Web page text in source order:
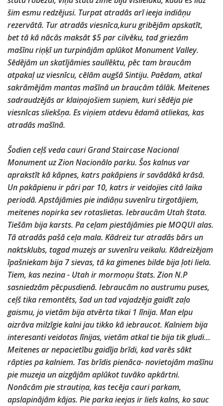
šim esmu redzējusi. Turpat atradās arī ieeja indiāņu
rezervātā. Tur atradās viesnīca,kuru gribējām apskatīt,
bet tā kā nācās maksāt $5 par cilvēku, tad griezām
mašīnu riņķī un turpinājām aplūkot Monument Valley.
Sēdējām un skatījāmies saullēktu, pēc tam braucām
atpakaļ uz viesnīcu, cēlām augšā Sintiju. Paēdam, atkal
sakrāmējām mantas mašīnā un braucām tālāk. Meitenes
sadraudzējās ar klaiņojošiem suņiem, kuri sēdēja pie
viesnīcas sliekšņa. Es viņiem atdevu ēdamā atliekas, kas
atradās mašīnā.
Šodien ceļš veda cauri Grand Staircase Nacional
Monument uz Zion Nacionālo parku. Šos kalnus var
aprakstīt kā kāpnes, katrs pakāpiens ir savādākā krāsā.
Un pakāpienu ir pāri par 10, katrs ir veidojies citā laika
periodā. Apstājāmies pie indiāņu suvenīru tirgotājiem,
meitenes nopirka sev rotaslietas. Iebraucām Utah štata.
Tiešām bija karsts. Pa ceļam piestājāmies pie MOQUI alas.
Tā atradās pašā ceļa mala. Kādreiz tur atradās bārs un
naktsklubs, tagad muzejs ar suvenīru veikalu. Kādreizējam
īpašniekam bija 7 sievas, tā ka gimenes bilde bija ļoti liela.
Tiem, kas nezina - Utah ir mormoņu štats. Zion N.P
sasniedzām pēcpusdienā. Iebraucām no austrumu puses,
ceļš tika remontēts, šad un tad vajadzēja gaidīt zaļo
gaismu, jo vietām bija atvērta tikai 1 līnija. Man elpu
aizrāva milzīgie kalni jau tikko kā iebraucot. Kalniem bija
interesanti veidotas līnijas, vietām atkal tie bija tik gludi…
Meitenes ar nepacietību gaidīja brīdi, kad varēs sākt
rāpties pa kalniem. Tas brīdis pienāca- novietojām mašīnu
pie muzeja un aizgājām aplūkot tuvāko apkārtni.
Nonācām pie strautiņa, kas tecēja cauri parkam,
apslapinājām kājas. Pie parka ieejas ir liels kalns, ko sauc